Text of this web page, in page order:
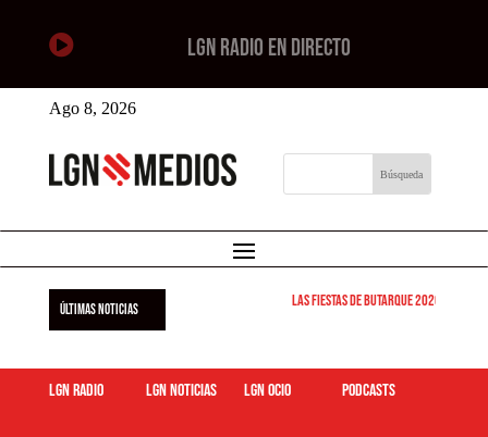
 LGN RADIO EN DIRECTO
Ago 8, 2026
ÚLTIMAS NOTICIAS Las Fiestas de Butarque 2026 arrancan
LGN Radio LGN Noticias LGN ocio podcasts